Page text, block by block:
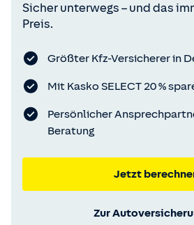
Sicher unterwegs – und das
Preis.
Größter Kfz-Versicherer in
Mit Kasko SELECT 20 %
Persönlicher
Beratung
Jetzt
Zur